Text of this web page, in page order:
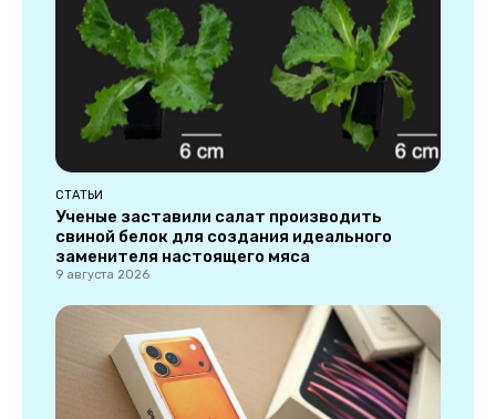
СТАТЬИ
Ученые заставили салат производить
свиной белок для создания идеального
заменителя настоящего мяса
9 августа 2026